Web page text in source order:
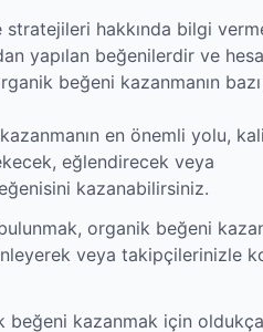
stratejileri hakkında bilgi
yapılan beğenilerdir ve
beğeni kazanmanın bazı
en önemli yolu,
eğlendirecek veya
kazanabilirsiniz.
organik beğeni
veya takipçilerinizle
beğeni kazanmak için